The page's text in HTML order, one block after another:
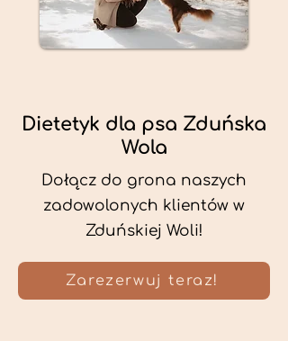
Dietetyk dla psa Zduńska
Wola
Dołącz do grona naszych
zadowolonych klientów w
Zduńskiej Woli!
Zarezerwuj teraz!